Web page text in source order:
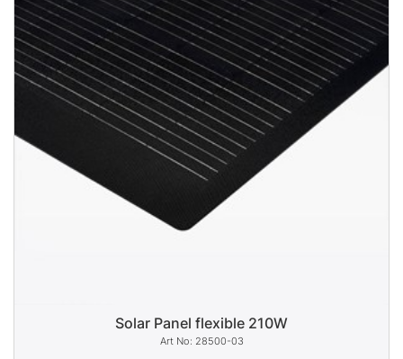
Solar Panel flexible 210W
28500-03